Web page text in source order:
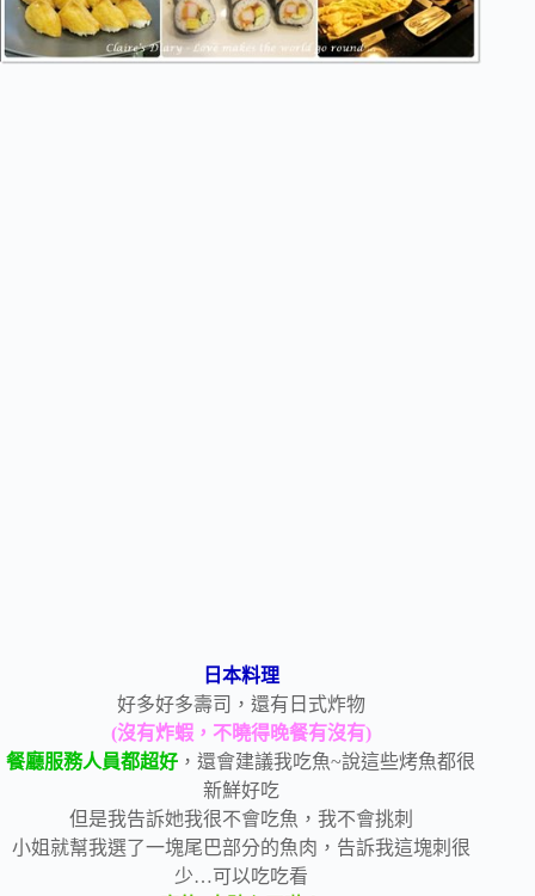
日本料理
好多好多壽司，還有日式炸物
(沒有炸蝦，不曉得晚餐有沒有)
餐廳服務人員都超好 ，還會建議我吃魚~說這些烤魚都很
新鮮好吃
但是我告訴她我很不會吃魚，我不會挑刺
小姐就幫我選了一塊尾巴部分的魚肉，告訴我這塊刺很
少…可以吃吃看